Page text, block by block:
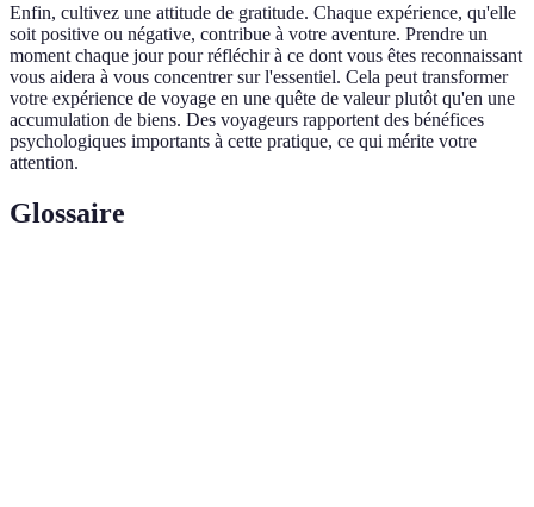
Enfin, cultivez une attitude de gratitude. Chaque expérience, qu'elle
soit positive ou négative, contribue à votre aventure. Prendre un
moment chaque jour pour réfléchir à ce dont vous êtes reconnaissant
vous aidera à vous concentrer sur l'essentiel. Cela peut transformer
votre expérience de voyage en une quête de valeur plutôt qu'en une
accumulation de biens. Des voyageurs rapportent des bénéfices
psychologiques importants à cette pratique, ce qui mérite votre
attention.
Glossaire